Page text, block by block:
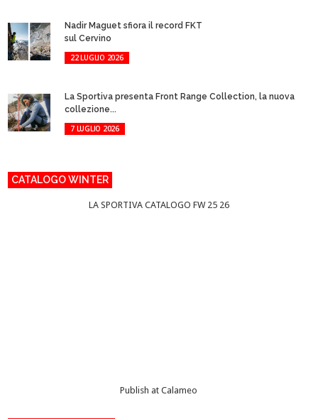
Nadir Maguet sfiora il record FKT
sul Cervino
22 LUGLIO 2026
La Sportiva presenta Front Range Collection, la nuova
collezione...
7 LUGLIO 2026
CATALOGO WINTER
LA SPORTIVA CATALOGO FW 25 26
Publish at Calameo